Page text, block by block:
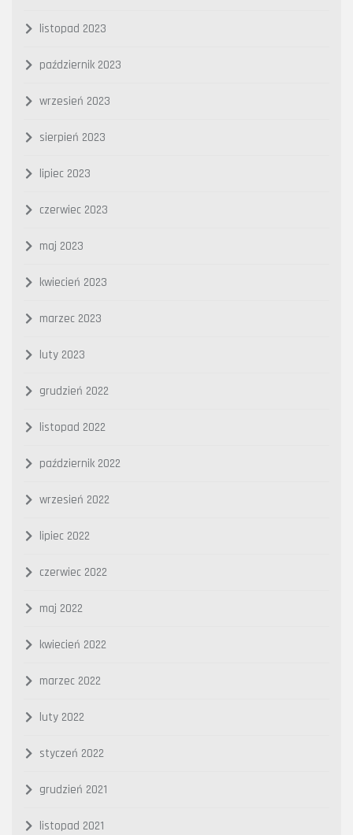
listopad 2023
październik 2023
wrzesień 2023
sierpień 2023
lipiec 2023
czerwiec 2023
maj 2023
kwiecień 2023
marzec 2023
luty 2023
grudzień 2022
listopad 2022
październik 2022
wrzesień 2022
lipiec 2022
czerwiec 2022
maj 2022
kwiecień 2022
marzec 2022
luty 2022
styczeń 2022
grudzień 2021
listopad 2021